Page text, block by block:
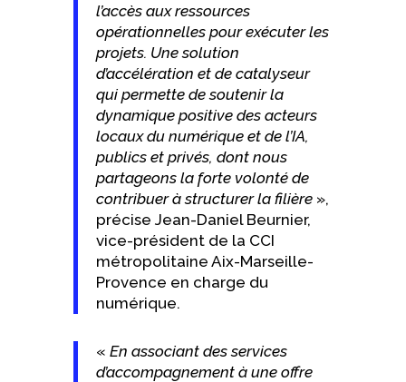
l’accès aux ressources
opérationnelles pour exécuter les
projets. Une solution
d’accélération et de catalyseur
qui permette de soutenir la
dynamique positive des acteurs
locaux du numérique et de l’IA,
publics et privés, dont nous
partageons la forte volonté de
contribuer à structurer la filière»,
précise Jean-Daniel Beurnier,
vice-président de la CCI
métropolitaine Aix-Marseille-
Provence en charge du
numérique.
« En associant des services
d’accompagnement à une offre